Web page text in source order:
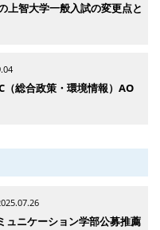
上智大学一般入試の変更点と
（総合政策・環境情報）AO
ュニケーション学部公募推薦